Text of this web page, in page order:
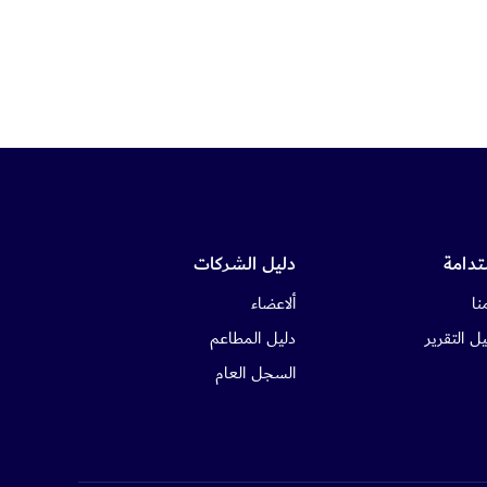
التقرير
دليل الشركات
ألاعضاء
دليل المطاعم
السجل العام